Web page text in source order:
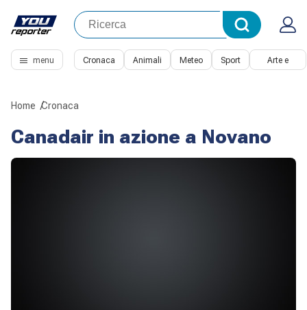
menu Cronaca Animali Meteo Sport Arte e
Home Cronaca
Canadair in azione a Novano